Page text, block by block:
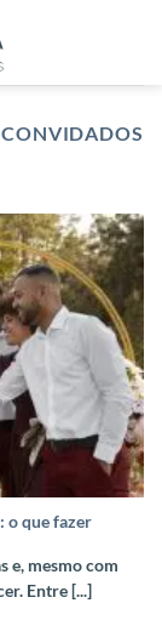
o que fazer
e, mesmo com
Entre [...]